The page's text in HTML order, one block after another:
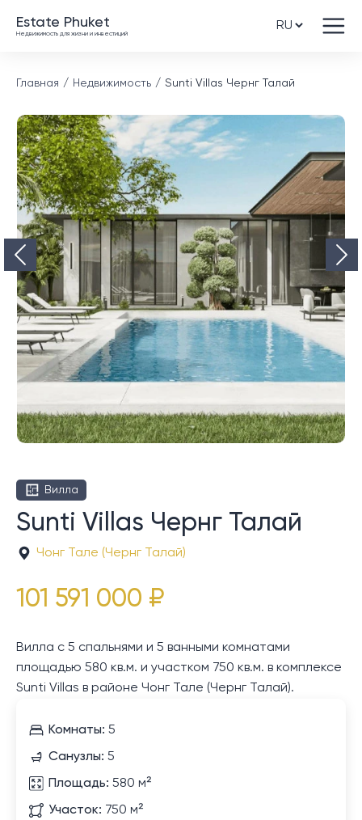
Estate Phuket
Недвижимость для жизни и инвестиций
Главная Недвижимость Sunti Villas Чернг Талай
Вилла
Sunti Villas Чернг Талай
Чонг Тале (Чернг Талай)
101 591 000 ₽
Вилла с 5 спальнями и 5 ванными комнатами
площадью 580 кв.м. и участком 750 кв.м. в комплексе
Sunti Villas в районе Чонг Тале (Чернг Талай).
Комнаты: 5
Санузлы: 5
Площадь: 580 м²
Участок: 750 м²